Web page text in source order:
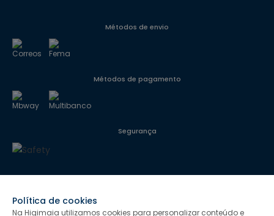
Métodos de envio
Métodos de pagamento
Segurança
Siga-nos
Política de cookies
Na Higimaia utilizamos cookies para personalizar conteúdo e